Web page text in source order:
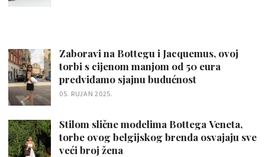
Zaboravi na Bottegu i Jacquemus, ovoj
torbi s cijenom manjom od 50 eura
predviđamo sjajnu budućnost
05. RUJAN 2025.
Stilom slične modelima Bottega Veneta,
torbe ovog belgijskog brenda osvajaju sve
veći broj žena